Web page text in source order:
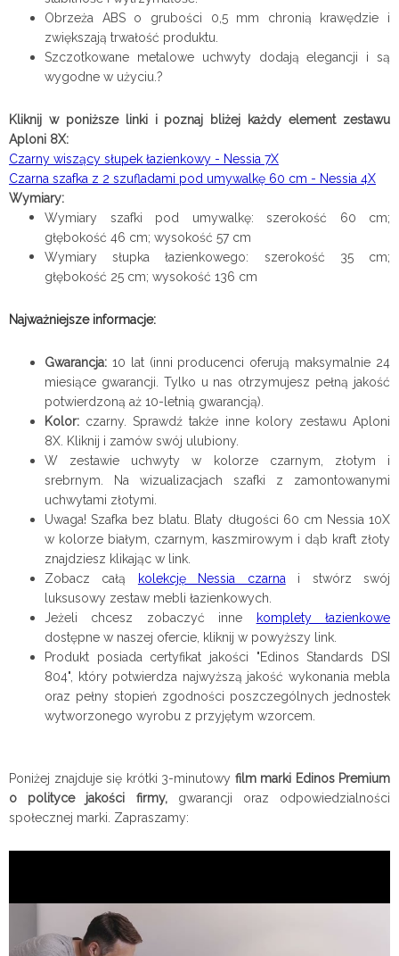
Obrzeża ABS o grubości 0,5 mm chronią krawędzie i
zwiększają trwałość produktu.
Szczotkowane metalowe uchwyty dodają elegancji i są
wygodne w użyciu.?
Kliknij w poniższe linki i poznaj bliżej każdy element zestawu
Aploni 8X:
Czarny wiszący słupek łazienkowy - Nessia 7X
Czarna szafka z 2 szufladami pod umywalkę 60 cm - Nessia 4X
Wymiary:
Wymiary szafki pod umywalkę: szerokość 60 cm;
głębokość 46 cm; wysokość 57 cm
Wymiary słupka łazienkowego: szerokość 35 cm;
głębokość 25 cm; wysokość 136 cm
Najważniejsze informacje:
Gwarancja: 10 lat (inni producenci oferują maksymalnie 24
miesiące gwarancji. Tylko u nas otrzymujesz pełną jakość
potwierdzoną aż 10-letnią gwarancją).
Kolor: czarny . Sprawdź także inne kolory zestawu Aploni
8X. Kliknij i zamów swój ulubiony.
W zestawie uchwyty w kolorze czarnym, złotym i
srebrnym. Na wizualizacjach szafki z zamontowanymi
uchwytami złotymi.
Uwaga! Szafka bez blatu. Blaty długości 60 cm Nessia 10X
w kolorze białym, czarnym, kaszmirowym i dąb kraft złoty
znajdziesz klikając w link.
Zobacz całą
kolekcję Nessia czarna i stwórz swój
luksusowy zestaw mebli łazienkowych.
Jeżeli chcesz zobaczyć inne
komplety łazienkowe
dostępne w naszej ofercie, kliknij w powyższy link.
Produkt posiada certyfikat jakości "Edinos Standards DSI
804", który potwierdza najwyższą jakość wykonania mebla
oraz pełny stopień zgodności poszczególnych jednostek
wytworzonego wyrobu z przyjętym wzorcem.
Poniżej znajduje się krótki 3-minutowy film marki Edinos Premium
o polityce jakości firmy, gwarancji oraz odpowiedzialności
społecznej marki. Zapraszamy: